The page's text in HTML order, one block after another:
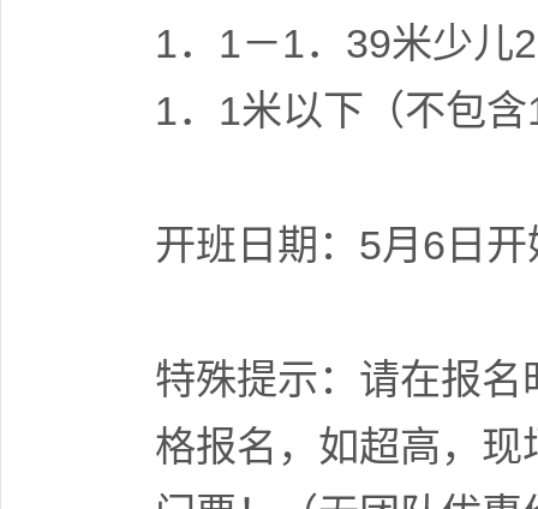
1．1－1．39米少儿
1．1米以下（不包
开班日期：5月6日
特殊提示：请在报
格报名，如超高，